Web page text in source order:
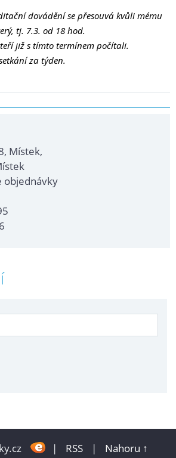
dovádění se přesouvá kvůli mému
tj. 7.3. od 18 hod.
již s tímto termínem počítali.
za týden.
Místek,
objednávky
| RSS | Nahoru ↑